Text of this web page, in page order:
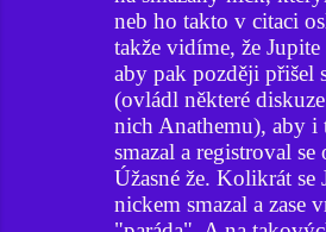
neb ho takto v citaci
takže vidíme, že
aby pak později přišel
(ovládl některé
nich Anathemu), aby i
smazal a registroval
Úžasné že. Kolikrát se
nickem smazal a zase